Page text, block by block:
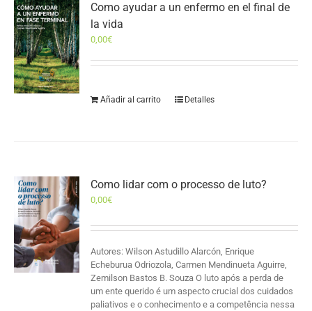
Como ayudar a un enfermo en el final de
la vida
0,00€
Añadir al carrito Detalles
Como lidar com o processo de luto?
0,00€
Autores: Wilson Astudillo Alarcón, Enrique
Echeburua Odriozola, Carmen Mendinueta Aguirre,
Zemilson Bastos B. Souza O luto após a perda de
um ente querido é um aspecto crucial dos cuidados
paliativos e o conhecimento e a competência nessa